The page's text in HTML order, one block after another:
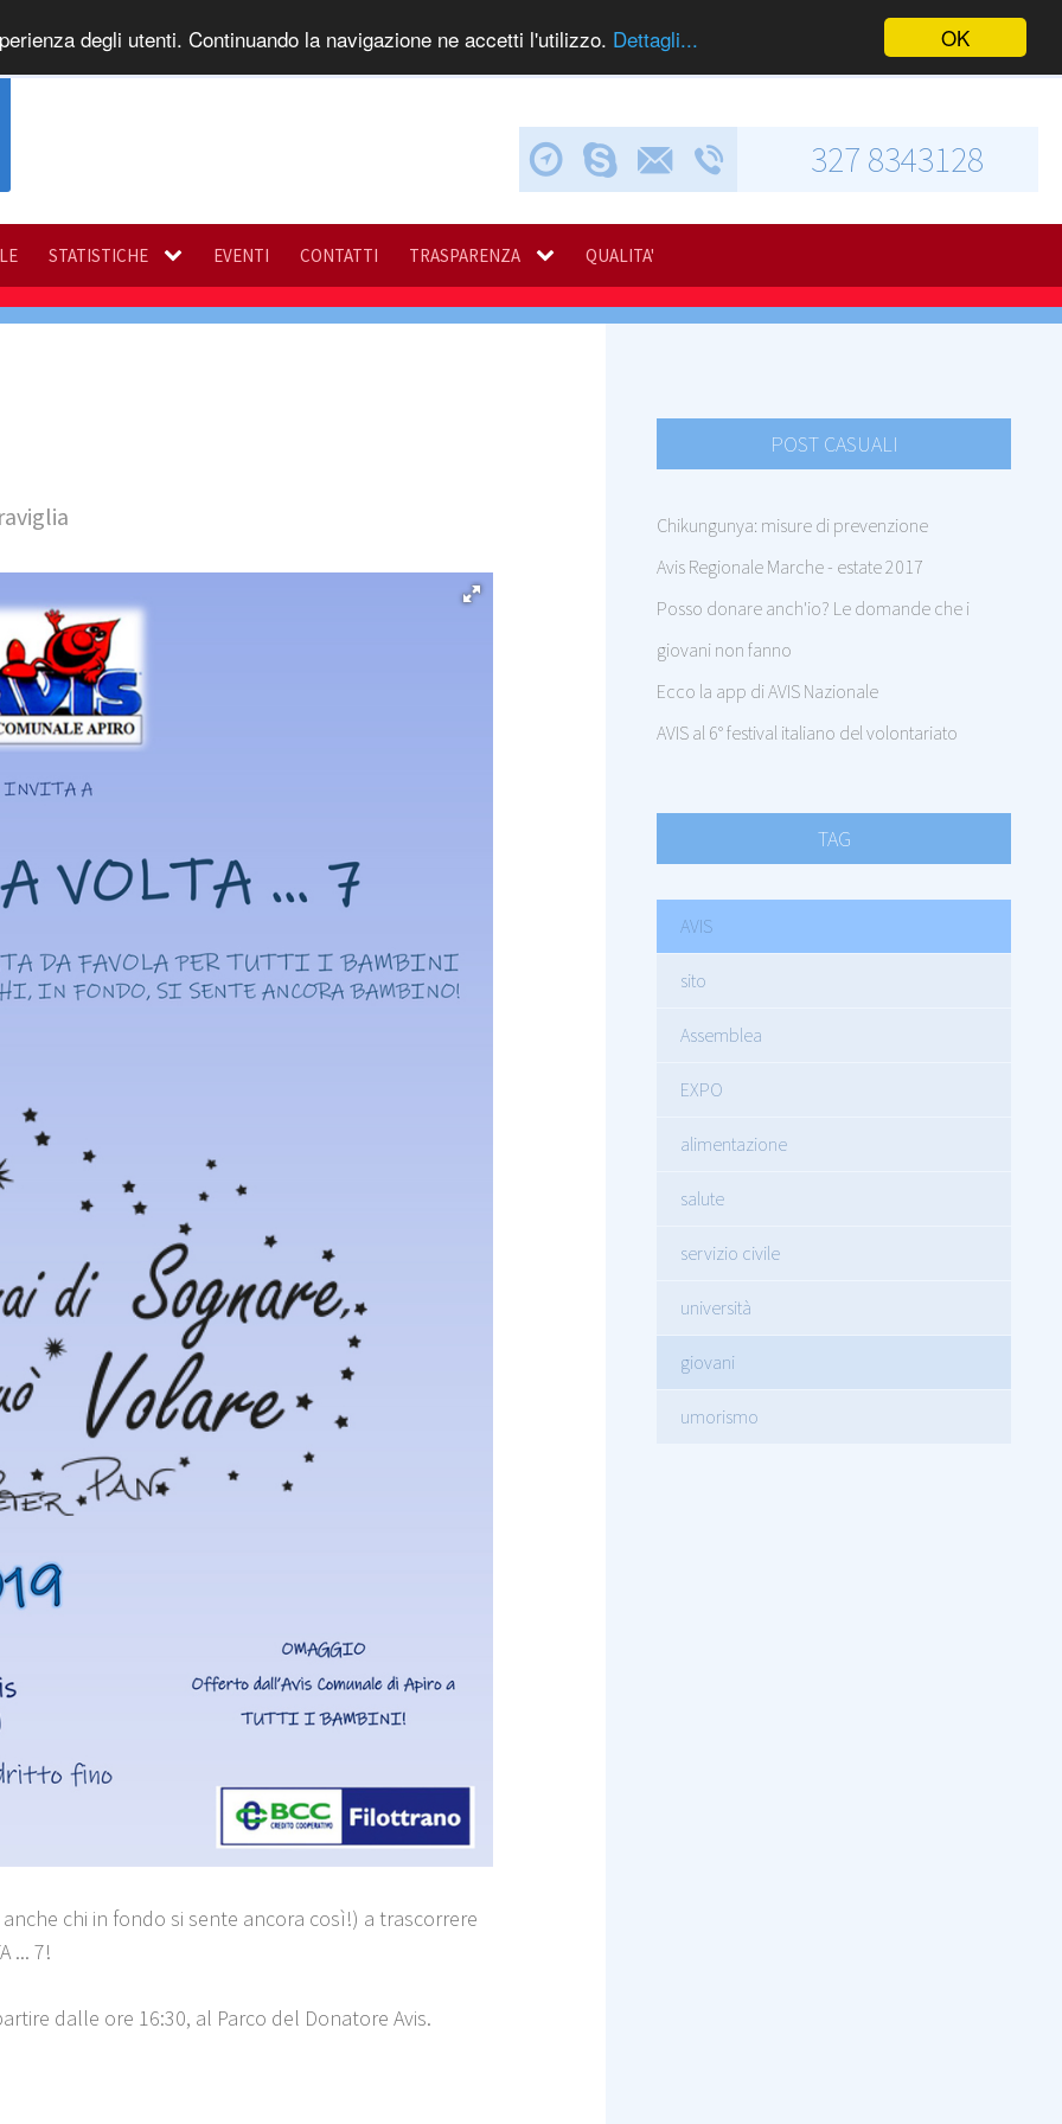
OK
degli utenti. Continuando la navigazione ne accetti l'utilizzo. Dettagli...
Via Calabresi, 5
Chiama via Skype
Invia una e-mail327 8343128
STATISTICHE EVENTI CONTATTI TRASPARENZA QUALITA'
POST CASUALI
Chikungunya: misure di prevenzione
Avis Regionale Marche - estate 2017
Posso donare anch'io? Le domande che i
giovani non fanno
Ecco la app di AVIS Nazionale
AVIS al 6° festival italiano del volontariato
TAG
AVIS
sito
Assemblea
EXPO
alimentazione
salute
servizio civile
università
giovani
umorismo
chi in fondo si sente ancora così!) a trascorrere
... 7!
dalle ore 16:30, al Parco del Donatore Avis.